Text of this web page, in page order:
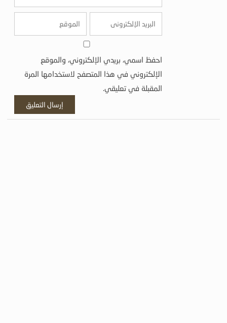
احفظ اسمي، بريدي الإلكتروني، والموقع
الإلكتروني في هذا المتصفح لاستخدامها المرة
المقبلة في تعليقي.